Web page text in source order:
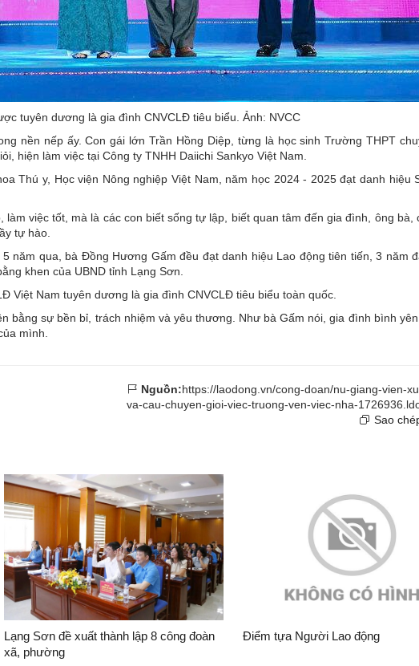
tuyên dương là gia đình CNVCLĐ tiêu biểu. Ảnh: NVCC
nền nếp ấy. Con gái lớn Trần Hồng Diệp, từng là học sinh Trường THPT
hiện làm việc tại Công ty TNHH Daiichi Sankyo Việt Nam.
Thú y, Học viện Nông nghiệp Việt Nam, năm học 2024 - 2025 đạt danh hiệu
việc tốt, mà là các con biết sống tự lập, biết quan tâm đến gia đình, ông bà,
tự hào.
năm qua, bà Đồng Hương Gấm đều đạt danh hiệu Lao động tiên tiến, 3 năm
khen của UBND tỉnh Lạng Sơn.
Việt Nam tuyên dương là gia đình CNVCLĐ tiêu biểu toàn quốc.
bằng sự bền bỉ, trách nhiệm và yêu thương. Như bà Gấm nói, gia đình bình
mình.
Nguồn:https://laodong.vn/cong-doan/nu-giang-vien-
va-cau-chuyen-gioi-viec-truong-ven-viec-nha-
Sao
Lạng Sơn đề xuất thành lập 8 công đoàn
xã, phường
Điểm tựa Người Lao động